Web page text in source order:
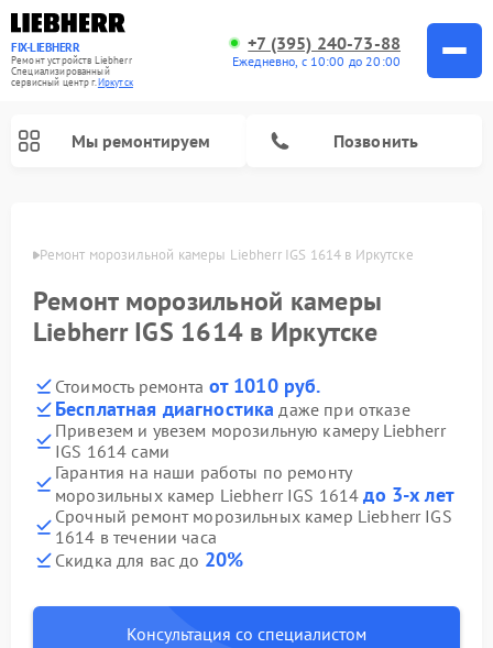
FIX-LIEBHERR
Ремонт устройств Liebherr
Специализированный
cервисный центр г.Иркутск
+7 (395) 240-73-88
Ежедневно, с 10:00 до 20:00
Мы ремонтируем Позвонить
Ремонт морозильной камеры Liebherr IGS 1614 в Иркутске
Ремонт морозильной камеры
Liebherr IGS 1614 в Иркутске
Стоимость ремонта от 1010 руб.
Бесплатная диагностика даже при отказе
Привезем и увезем морозильную камеру Liebherr
IGS 1614 сами
Гарантия на наши работы по ремонту
морозильных камер Liebherr IGS 1614до 3-х лет
Срочный ремонт морозильных камер Liebherr IGS
1614 в течении часа
Скидка для вас до 20%
Консультация со специалистом